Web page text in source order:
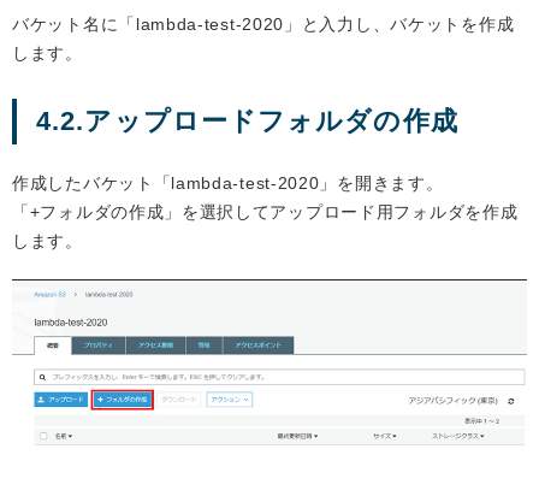
バケット名に「lambda-test-2020」と入力し、バケットを作成
します。
4.2.アップロードフォルダの作成
作成したバケット「lambda-test-2020」を開きます。
「+フォルダの作成」を選択してアップロード用フォルダを作成
します。